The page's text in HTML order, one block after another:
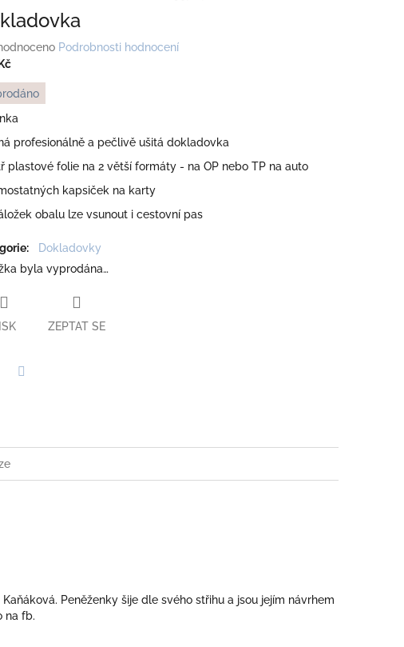
Podrobnosti hodnocení
profesionálně a pečlivě ušitá dokladovka
plastové folie na 2 větší formáty - na OP nebo TP na auto
kapsiček na karty
obalu lze vsunout i cestovní pas
:
Dokladovky
byla vyprodána…
ZEPTAT SE
Peněženky šije dle svého střihu a jsou jejím návrhem
na fb.